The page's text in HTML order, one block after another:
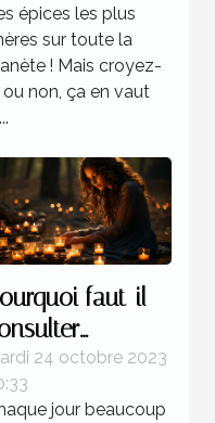
épices les plus
sur toute la
! Mais croyez-
ou non, ça en vaut
faut-il
?
24 octobre 2023
jour beaucoup